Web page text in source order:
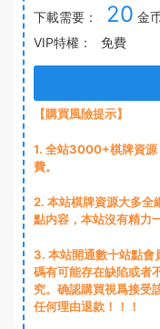
下載需要： 20 金
VIP特權：
免費
【購買風險提示】
1. 全站3000+棋牌資源
費。
2. 本站棋牌資源大多全
點内容，本站沒有精力
3. 本站開通數十站點
碼有可能存在缺陷或者
究。确認購買視爲接受
任何理由退款！！！